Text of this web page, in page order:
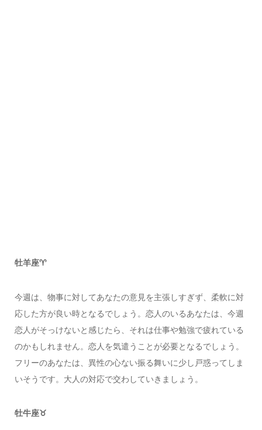
牡羊座♈️
今週は、物事に対してあなたの意見を主張しすぎず、柔軟に対
応した方が良い時となるでしょう。恋人のいるあなたは、今週
恋人がそっけないと感じたら、それは仕事や勉強で疲れている
のかもしれません。恋人を気遣うことが必要となるでしょう。
フリーのあなたは、異性の心ない振る舞いに少し戸惑ってしま
いそうです。大人の対応で交わしていきましょう。
牡牛座♉️